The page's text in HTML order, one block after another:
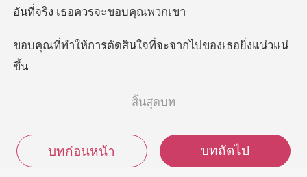
เธอควรจะข
ัดสินใจที่จะจากไปข
สิ้นสุดบท
บทก่อนหน้า บทถัดไป